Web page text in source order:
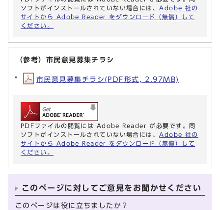
ソフトがインストールされていない場合には、Adobe 社の
サイトから Adobe Reader をダウンロード（無償）して
ください。
（参考）市民意見募集チラシ
市民意見募集チラシ(PDF形式, 2.97MB)
PDFファイルの閲覧には Adobe Reader が必要です。同
ソフトがインストールされていない場合には、Adobe 社の
サイトから Adobe Reader をダウンロード（無償）して
ください。
このページに対してご意見をお聞かせください
このページは役に立ちましたか？